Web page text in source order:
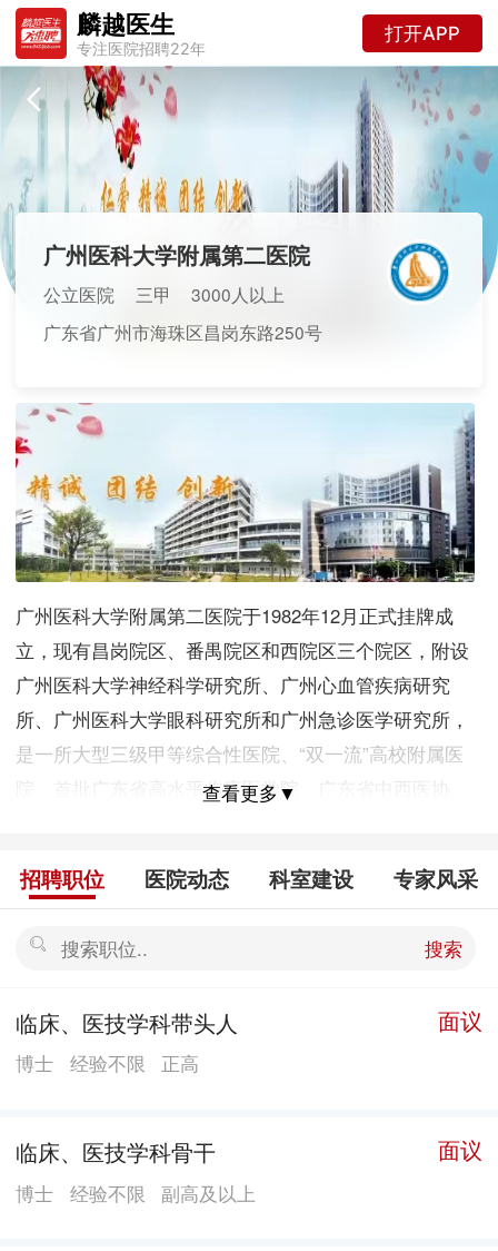
麟越医生
专注医院招聘22年
打开APP
广州医科大学附属第二医院
公立医院 三甲
3000人以上
广东省广州市海珠区昌岗东路250号
广州医科大学附属第二医院于1982年12月正式挂牌成
立，现有昌岗院区、番禺院区和西院区三个院区，附设
广州医科大学神经科学研究所、广州心血管疾病研究
所、广州医科大学眼科研究所和广州急诊医学研究所，
是一所大型三级甲等综合性医院、“双一流”高校附属医
院、首批广东省高水平临床医学院、广东省中西医协
团体各专业学会担任主任委员、副主任委员。拥有国家
级人选1名、国家万人计划领军人才1名、中组部干人计
中医临床优秀人才1名、享受国务院特殊津贴专家4名，
广东省医学领军人才3名，广东省名中医2名，广东省特
珠江人才2名，广州市杰出专家1名、广州市优秀专家4
名、广州市“岭南英杰”工程第二梯队人才1名、广州市“广
查看更多▼
招聘职位 医院动态 科室建设 专家风采
搜索
临床、医技学科带头人 面议
博士 经验不限 正高
临床、医技学科骨干 面议
博士 经验不限 副高及以上